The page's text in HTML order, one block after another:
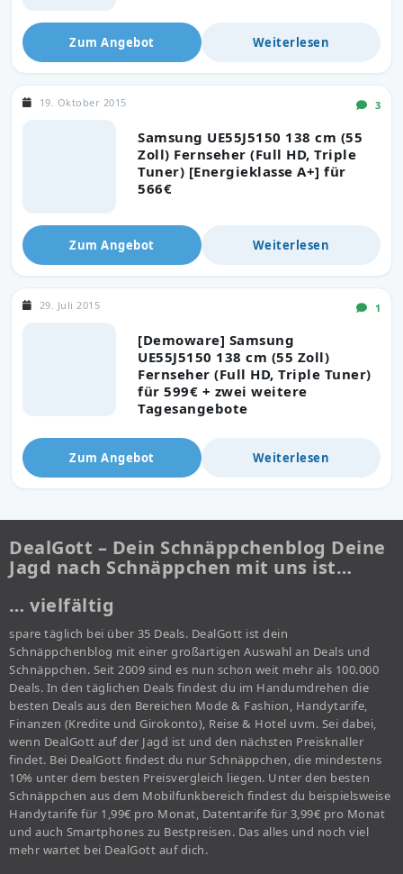
Zum Angebot Weiterlesen
Samsung UE55J5150 138 cm (55
Zoll) Fernseher (Full HD, Triple
Tuner) [Energieklasse A+] für
566€
19. Oktober 2015 3
Zum Angebot Weiterlesen
[Demoware] Samsung
UE55J5150 138 cm (55 Zoll)
Fernseher (Full HD, Triple Tuner)
für 599€ + zwei weitere
Tagesangebote
29. Juli 2015 1
Zum Angebot Weiterlesen
DealGott – Dein Schnäppchenblog Deine
Jagd nach Schnäppchen mit uns ist…
… vielfältig
spare täglich bei über 35 Deals. DealGott ist dein
Schnäppchenblog mit einer großartigen Auswahl an Deals und
Schnäppchen. Seit 2009 sind es nun schon weit mehr als 100.000
Deals. In den täglichen Deals findest du im Handumdrehen die
besten Deals aus den Bereichen Mode & Fashion, Handytarife,
Finanzen (Kredite und Girokonto), Reise & Hotel uvm. Sei dabei,
wenn DealGott auf der Jagd ist und den nächsten Preisknaller
findet. Bei DealGott findest du nur Schnäppchen, die mindestens
10% unter dem besten Preisvergleich liegen. Unter den besten
Schnäppchen aus dem Mobilfunkbereich findest du beispielsweise
Handytarife für 1,99€ pro Monat, Datentarife für 3,99€ pro Monat
und auch Smartphones zu Bestpreisen. Das alles und noch viel
mehr wartet bei DealGott auf dich.